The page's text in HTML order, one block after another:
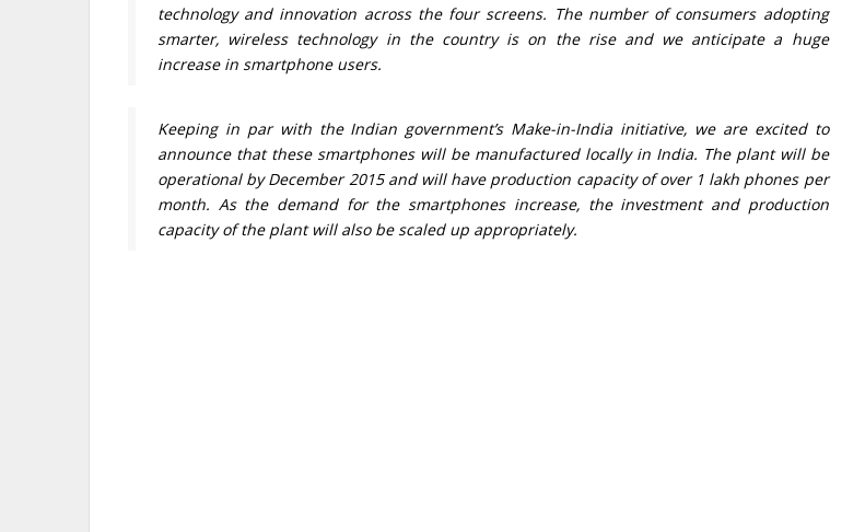
technology and innovation across the four screens. The number of consumers adopting
smarter, wireless technology in the country is on the rise and we anticipate a huge
increase in smartphone users.
Keeping in par with the Indian government’s Make-in-India initiative, we are excited to
announce that these smartphones will be manufactured locally in India. The plant will be
operational by December 2015 and will have production capacity of over 1 lakh phones per
month. As the demand for the smartphones increase, the investment and production
capacity of the plant will also be scaled up appropriately.